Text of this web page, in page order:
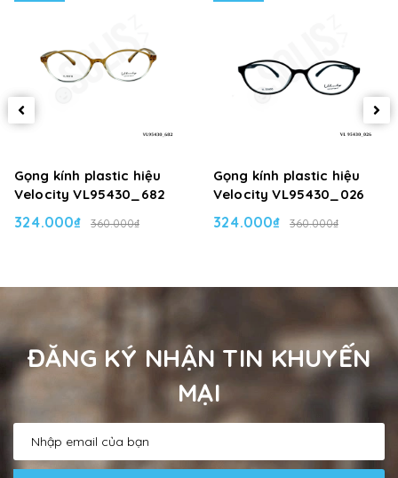
Gọng kính plastic hiệu
Velocity VL95430_682
324.000₫ 360.000₫
Gọng kính plastic hiệu
Velocity VL95430_026
324.000₫ 360.000₫
ĐĂNG KÝ NHẬN TIN KHUYẾN
MẠI